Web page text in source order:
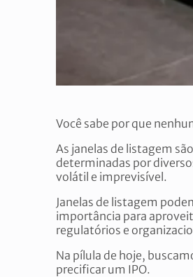
Você sabe por que
As janelas de listagem
determinadas por
volátil e imprevisível.
Janelas de listagem
importância para
regulatórios e
Na pílula de hoje,
precificar um IPO.